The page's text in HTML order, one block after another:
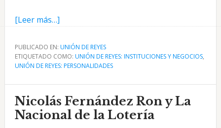
[Leer más…]acerca
Pablo
González
maestro
carpintero
de
Unión
de
PUBLICADO EN: UNIÓN DE REYES
ETIQUETADO COMO: UNIÓN DE REYES: INSTITUCIONES Y NEGOCIOS,
UNIÓN DE REYES: PERSONALIDADES
Nicolás Fernández Ron y La
Nacional de la Lotería